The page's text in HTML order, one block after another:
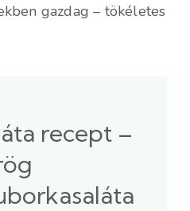
gazdag – tökéletes
recept –